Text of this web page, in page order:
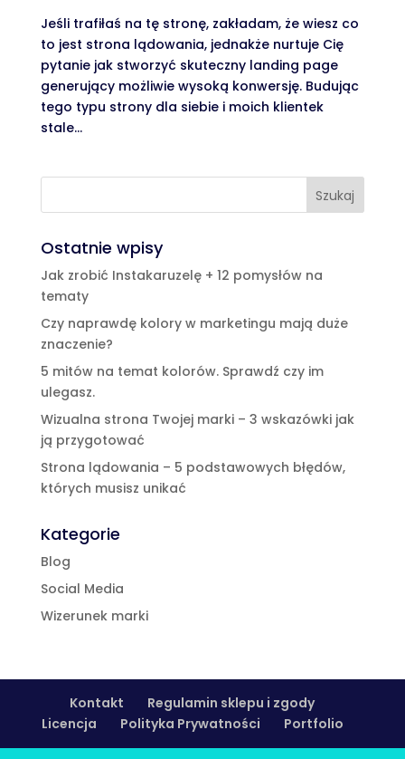
Jeśli trafiłaś na tę stronę, zakładam, że wiesz co
to jest strona lądowania, jednakże nurtuje Cię
pytanie jak stworzyć skuteczny landing page
generujący możliwie wysoką konwersję. Budując
tego typu strony dla siebie i moich klientek
stale...
Ostatnie wpisy
Jak zrobić Instakaruzelę + 12 pomysłów na
tematy
Czy naprawdę kolory w marketingu mają duże
znaczenie?
5 mitów na temat kolorów. Sprawdź czy im
ulegasz.
Wizualna strona Twojej marki – 3 wskazówki jak
ją przygotować
Strona lądowania – 5 podstawowych błędów,
których musisz unikać
Kategorie
Blog
Social Media
Wizerunek marki
Kontakt
Regulamin sklepu i zgody
Licencja
Polityka Prywatności Portfolio